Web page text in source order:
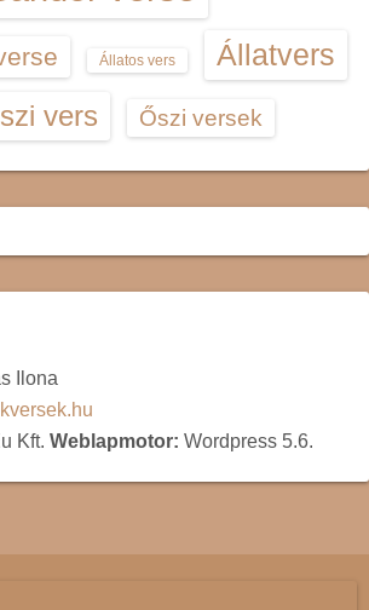
Állatos vers Állatvers
vers Őszi versek
Ilona
Kft. Weblapmotor: Wordpress 5.6.